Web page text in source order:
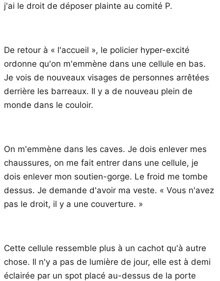
j'ai le droit de déposer plainte au comité P.
De retour à « l'accueil », le policier hyper-excité
ordonne qu'on m'emmène dans une cellule en bas.
Je vois de nouveaux visages de personnes arrêtées
derrière les barreaux. Il y a de nouveau plein de
monde dans le couloir.
On m'emmène dans les caves. Je dois enlever mes
chaussures, on me fait entrer dans une cellule, je
dois enlever mon soutien-gorge. Le froid me tombe
dessus. Je demande d'avoir ma veste. « Vous n'avez
pas le droit, il y a une couverture. »
Cette cellule ressemble plus à un cachot qu'à autre
chose. Il n'y a pas de lumière de jour, elle est à demi
éclairée par un spot placé au-dessus de la porte